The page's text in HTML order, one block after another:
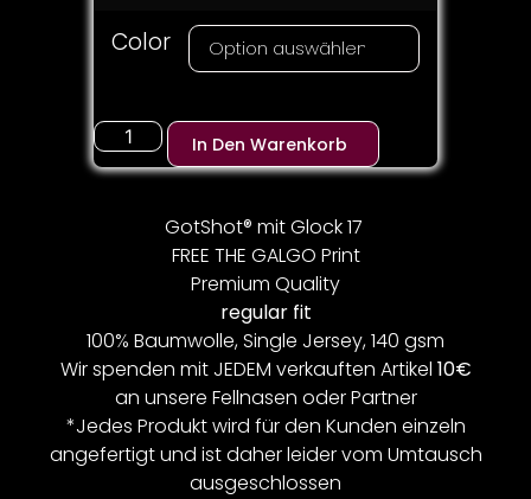
Color
In Den Warenkorb
GotShot® mit Glock 17
FREE THE GALGO Print
Premium Quality
regular fit
100% Baumwolle, Single Jersey, 140 gsm
Wir spenden mit JEDEM verkauften Artikel 10€
an unsere Fellnasen oder Partner
*Jedes Produkt wird für den Kunden einzeln
angefertigt und ist daher leider vom Umtausch
ausgeschlossen